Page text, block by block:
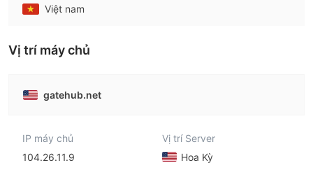
Việt nam
Vị trí máy chủ
gatehub.net
IP máy chủ
104.26.11.9
Vị trí Server
Hoa Kỳ